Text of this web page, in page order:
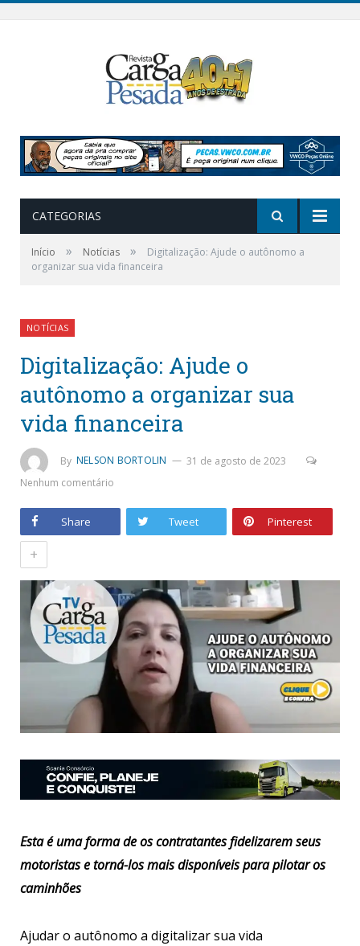
CATEGORIAS
Início » Notícias »
Digitalização: Ajude o autônomo a
organizar sua vida financeira
NOTÍCIAS
Digitalização: Ajude o
autônomo a organizar sua
vida financeira
By NELSON BORTOLIN
31 de agosto de 2023
Nenhum comentário
Share Tweet Pinterest
+
Esta é uma forma de os contratantes fidelizarem seus
motoristas e torná-los mais disponíveis para pilotar os
caminhões
Ajudar o autônomo a digitalizar sua vida